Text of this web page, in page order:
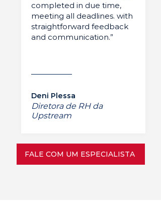
completed in due time,
meeting all deadlines. with
straightforward feedback
and communication.”
Deni Plessa
Diretora de RH da
Upstream
FALE COM UM ESPECIALISTA